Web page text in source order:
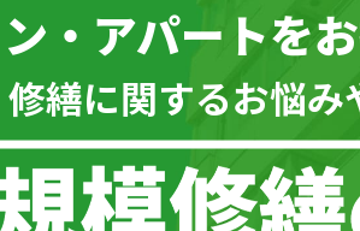
・アパートを
繕に関するお悩み